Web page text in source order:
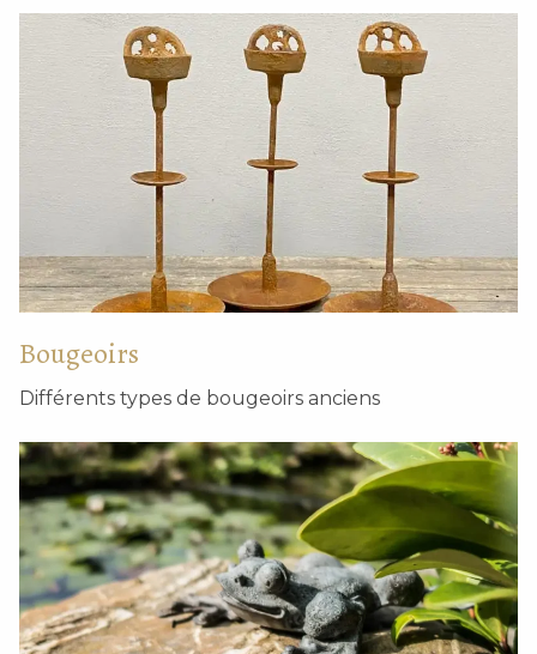
Seau à grains décoratif
en bois
Ancien seau à eau en
bois rustique.
Bougeoirs
Différents types de bougeoirs anciens